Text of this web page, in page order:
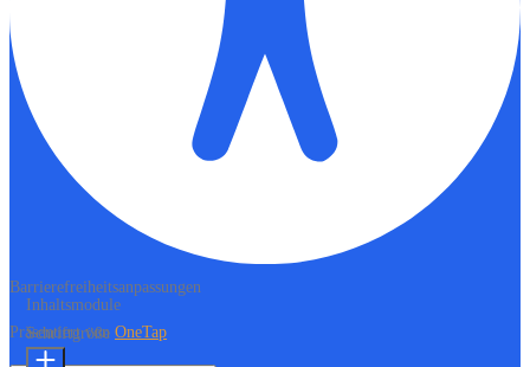
Barrierefreiheitsanpassungen
Präsentiert von OneTap
Inhaltsmodule
Schriftgröße